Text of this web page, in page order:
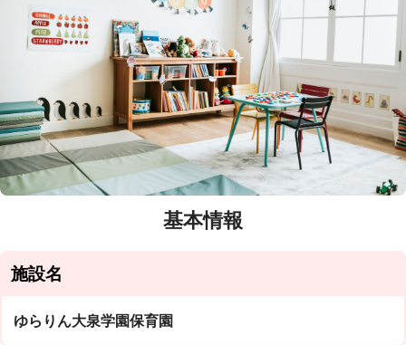
基本情報
施設名
ゆらりん大泉学園保育園